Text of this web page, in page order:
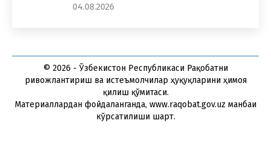
04.08.2026
© 2026 - Ўзбекистон Республикаси Рақобатни
ривожлантириш ва истеъмолчилар ҳуқуқларини ҳимоя
қилиш қўмитаси.
Материаллардан фойдаланганда, www.raqobat.gov.uz манбаи
кўрсатилиши шарт.